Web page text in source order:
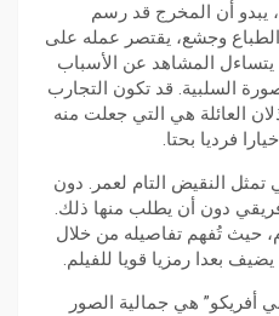
يبدو أن المخرج قد رسم
وجشع، يقتصر عمله على
المشاهد عن الأسباب
السلبية. قد تكون التجارب
العائلة هي التي جعلت منه
فرديا بحتا.
النقيض التام لعمر. دون
دون أن يطلب منها ذلك.
حيث تُفهم تفاصيله من خلال
بعدا رمزيا قويا للفيلم.
أفريكو” هي جمالية الصور